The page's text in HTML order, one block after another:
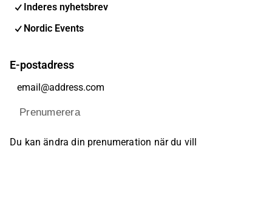
Inderes nyhetsbrev
Nordic Events
E-postadress
Prenumerera
Du kan ändra din prenumeration när du vill